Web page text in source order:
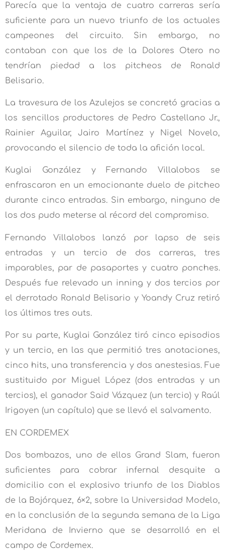
Parecía que la ventaja de cuatro carreras sería
suficiente para un nuevo triunfo de los actuales
campeones del circuito. Sin embargo, no
contaban con que los de la Dolores Otero no
tendrían piedad a los pitcheos de Ronald
Belisario.
La travesura de los Azulejos se concretó gracias a
los sencillos productores de Pedro Castellano Jr.,
Rainier Aguilar, Jairo Martínez y Nigel Novelo,
provocando el silencio de toda la afición local.
Kuglai González y Fernando Villalobos se
enfrascaron en un emocionante duelo de pitcheo
durante cinco entradas. Sin embargo, ninguno de
los dos pudo meterse al récord del compromiso.
Fernando Villalobos lanzó por lapso de seis
entradas y un tercio de dos carreras, tres
imparables, par de pasaportes y cuatro ponches.
Después fue relevado un inning y dos tercios por
el derrotado Ronald Belisario y Yoandy Cruz retiró
los últimos tres outs.
Por su parte, Kuglai González tiró cinco episodios
y un tercio, en las que permitió tres anotaciones,
cinco hits, una transferencia y dos anestesias. Fue
sustituido por Miguel López (dos entradas y un
tercios), el ganador Said Vázquez (un tercio) y Raúl
Irigoyen (un capítulo) que se llevó el salvamento.
EN CORDEMEX
Dos bombazos, uno de ellos Grand Slam, fueron
suficientes para cobrar infernal desquite a
domicilio con el explosivo triunfo de los Diablos
de la Bojórquez, 6×2, sobre la Universidad Modelo,
en la conclusión de la segunda semana de la Liga
Meridana de Invierno que se desarrolló en el
campo de Cordemex.